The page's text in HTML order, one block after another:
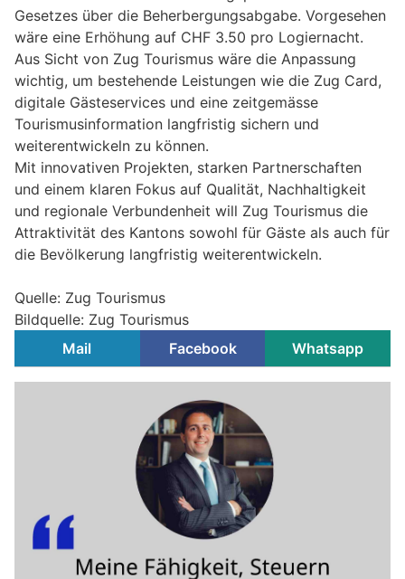
Gesetzes über die Beherbergungsabgabe. Vorgesehen
wäre eine Erhöhung auf CHF 3.50 pro Logiernacht.
Aus Sicht von Zug Tourismus wäre die Anpassung
wichtig, um bestehende Leistungen wie die Zug Card,
digitale Gästeservices und eine zeitgemässe
Tourismusinformation langfristig sichern und
weiterentwickeln zu können.
Mit innovativen Projekten, starken Partnerschaften
und einem klaren Fokus auf Qualität, Nachhaltigkeit
und regionale Verbundenheit will Zug Tourismus die
Attraktivität des Kantons sowohl für Gäste als auch für
die Bevölkerung langfristig weiterentwickeln.
Quelle: Zug Tourismus
Bildquelle: Zug Tourismus
Mail
Facebook Whatsapp